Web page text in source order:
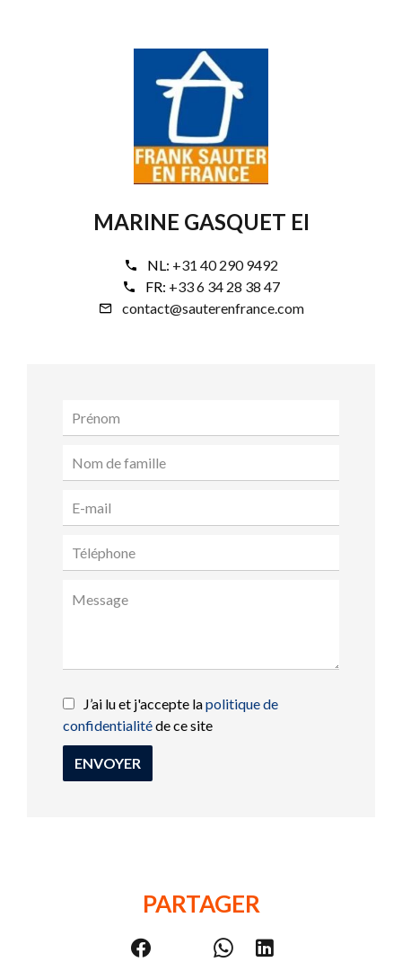
MARINE GASQUET EI
NL: +31 40 290 9492
FR: +33 6 34 28 38 47
contact@sauterenfrance.com
J’ai lu et j'accepte lapolitique de
confidentialitéde ce site
ENVOYER
PARTAGER